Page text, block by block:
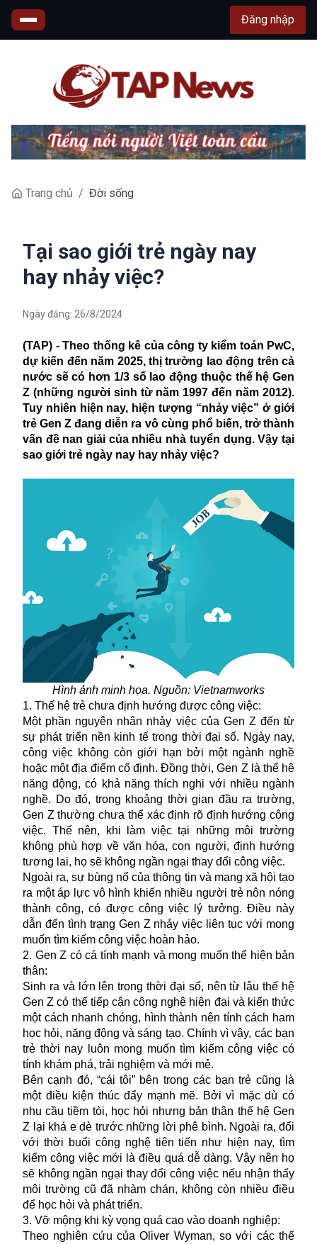
Đăng nhập
Trang chủ / Đời sống
Tại sao giới trẻ ngày nay
hay nhảy việc?
Ngày đăng: 26/8/2024
(TAP) - Theo thống kê của công ty kiểm toán PwC,
dự kiến đến năm 2025, thị trường lao động trên cả
nước sẽ có hơn 1/3 số lao động thuộc thế hệ Gen
Z (những người sinh từ năm 1997 đến năm 2012).
Tuy nhiên hiện nay, hiện tượng “nhảy việc” ở giới
trẻ Gen Z đang diễn ra vô cùng phổ biến, trở thành
vấn đề nan giải của nhiều nhà tuyển dụng. Vậy tại
sao giới trẻ ngày nay hay nhảy việc?
Hình ảnh minh họa. Nguồn: Vietnamworks
1. Thế hệ trẻ chưa định hướng được công việc:
Một phần nguyên nhân nhảy việc của Gen Z đến từ
sự phát triển nền kinh tế trong thời đại số. Ngày nay,
công việc không còn giới hạn bởi một ngành nghề
hoặc một địa điểm cố định. Đồng thời, Gen Z là thế hệ
năng động, có khả năng thích nghi với nhiều ngành
nghề. Do đó, trong khoảng thời gian đầu ra trường,
Gen Z thường chưa thể xác định rõ định hướng công
việc. Thế nên, khi làm việc tại những môi trường
không phù hợp về văn hóa, con người, định hướng
tương lai, họ sẽ không ngần ngại thay đổi công việc.
Ngoài ra, sự bùng nổ của thông tin và mạng xã hội tạo
ra một áp lực vô hình khiến nhiều người trẻ nôn nóng
thành công, có được công việc lý tưởng. Điều này
dẫn đến tình trạng Gen Z nhảy việc liên tục với mong
muốn tìm kiếm công việc hoàn hảo.
2. Gen Z có cá tính mạnh và mong muốn thể hiện bản
thân:
Sinh ra và lớn lên trong thời đại số, nên từ lâu thế hệ
Gen Z có thể tiếp cận công nghệ hiện đại và kiến thức
một cách nhanh chóng, hình thành nên tính cách ham
học hỏi, năng động và sáng tạo. Chính vì vậy, các bạn
trẻ thời nay luôn mong muốn tìm kiếm công việc có
tính khám phá, trải nghiệm và mới mẻ.
Bên cạnh đó, “cái tôi” bên trong các bạn trẻ cũng là
một điều kiện thúc đẩy mạnh mẽ. Bởi vì mặc dù có
nhu cầu tiềm tòi, học hỏi nhưng bản thân thế hệ Gen
Z lại khá e dè trước những lời phê bình. Ngoài ra, đối
với thời buổi công nghệ tiên tiến như hiện nay, tìm
kiếm công việc mới là điều quá dễ dàng. Vậy nên họ
sẽ không ngần ngại thay đổi công việc nếu nhận thấy
môi trường cũ đã nhàm chán, không còn nhiều điều
để học hỏi và phát triển.
3. Vỡ mộng khi kỳ vọng quá cao vào doanh nghiệp:
Theo nghiên cứu của Oliver Wyman, so với các thế